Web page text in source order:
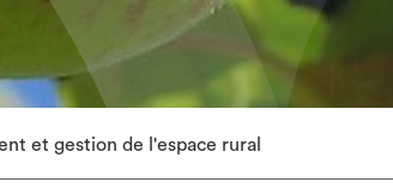
et gestion de l'espace rural